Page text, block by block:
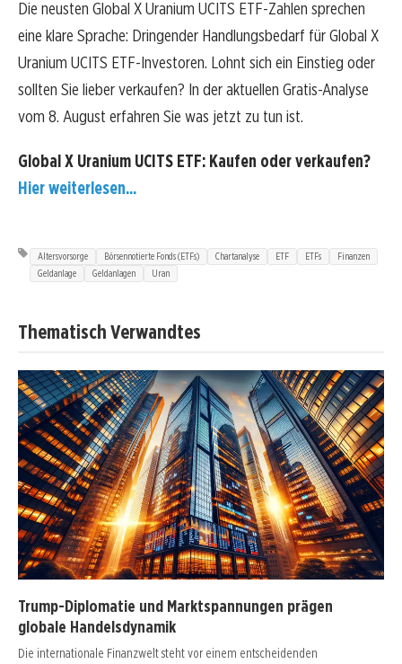
Die neusten Global X Uranium UCITS ETF-Zahlen sprechen
eine klare Sprache: Dringender Handlungsbedarf für Global X
Uranium UCITS ETF-Investoren. Lohnt sich ein Einstieg oder
sollten Sie lieber verkaufen? In der aktuellen Gratis-Analyse
vom 8. August erfahren Sie was jetzt zu tun ist.
Global X Uranium UCITS ETF: Kaufen oder verkaufen?
Hier weiterlesen...
Altersvorsorge Börsennotierte Fonds (ETFs) Chartanalyse ETF ETFs
Finanzen
Geldanlage
Geldanlagen Uran
Thematisch Verwandtes
Trump-Diplomatie und Marktspannungen prägen
globale Handelsdynamik
Die internationale Finanzwelt steht vor einem entscheidenden